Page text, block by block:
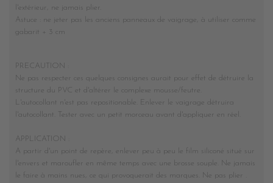
l'extérieur, ne jamais plier.
Astuce : ne jeter pas les anciens panneaux de vaigrage, à utiliser comme
gabarit + 3 cm
PRECAUTION :
Ne pas respecter ces quelques consignes aurait pour effet de détruire la
structure du PVC et d'altérer le complexe mousse/feutre.
L'autocollant n'est pas repositionable. Enlever le vaigrage détruira
l'autocollant. Tester avec un petit morceau avant d'appliquer en réel.
APPLICATION :
A partir d'un point de repère, enlever peu à peu le film siliconé situé sur
l'envers et maroufler en même temps avec une brosse souple. Ne jamais
le faire à mains nues, ce qui provoquerait des marques. Ne pas plier .